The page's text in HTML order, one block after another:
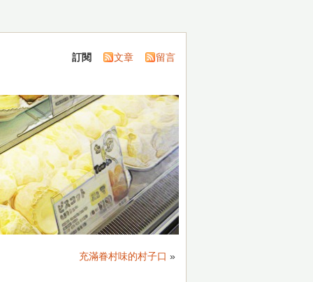
訂閱 文章 留言
充滿眷村味的村子口 »